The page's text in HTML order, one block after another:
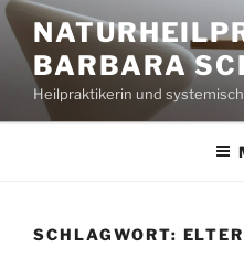
Zum
Inhalt
springenBARBARA
Heilpraktikerin und
SCHLAGWORT: